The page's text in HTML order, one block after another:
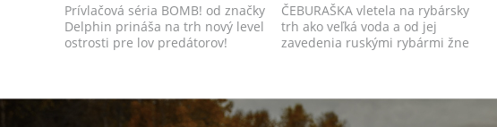
Prívlačová séria BOMB! od značky
Delphin prináša na trh nový level
ostrosti pre lov predátorov!
ČEBURAŠKA vletela na rybársky
trh ako veľká voda a od jej
zavedenia ruskými rybármi žne